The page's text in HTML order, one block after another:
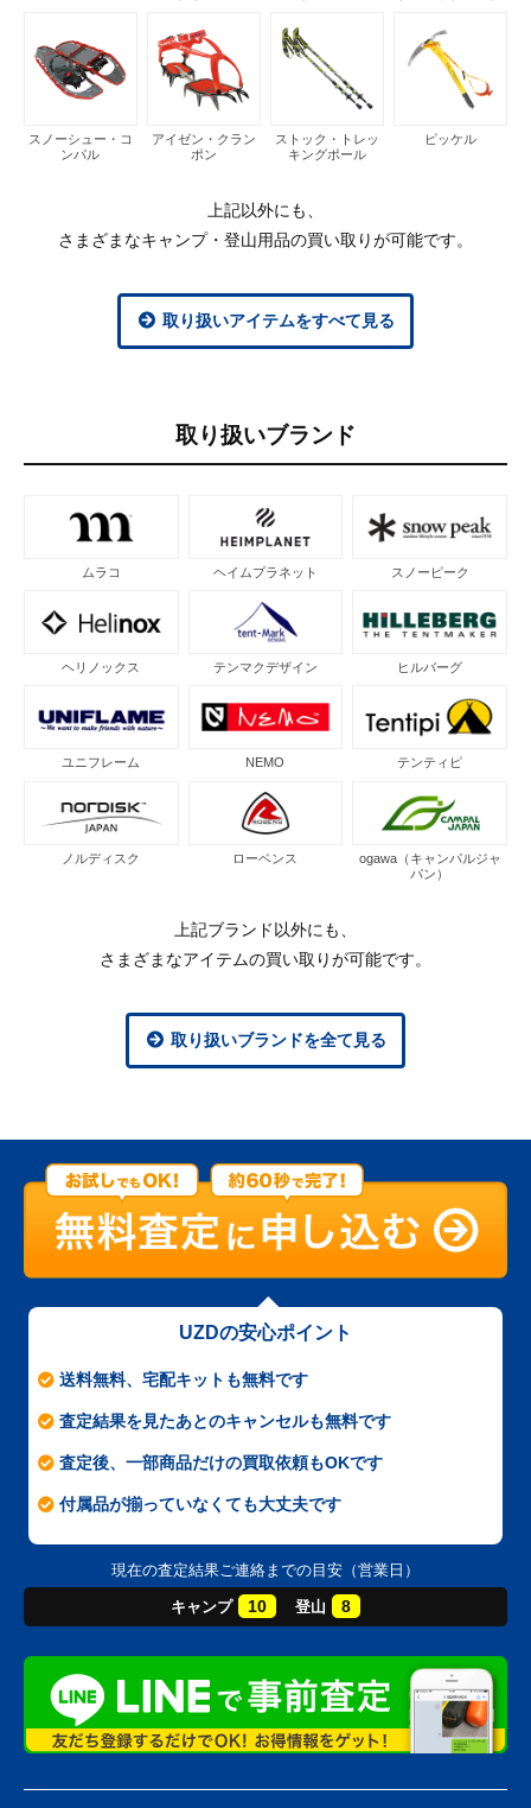
スノーシュー・コ
ンパル
アイゼン・クラン
ポン
ストック・トレッ
キングポール
ピッケル
上記以外にも、
さまざまなキャンプ・登山用品の買い取りが可能です。
取り扱いアイテムをすべて見る
取り扱いブランド
ムラコ ヘイムプラネット スノーピーク
ヘリノックス テンマクデザイン ヒルバーグ
ユニフレーム NEMO テンティピ
ノルディスク ローベンス
ogawa（キャンパルジャ
パン）
上記ブランド以外にも、
さまざまなアイテムの買い取りが可能です。
取り扱いブランドを全て見る
UZDの安心ポイント
送料無料、宅配キットも無料です
査定結果を見たあとのキャンセルも無料です
査定後、一部商品だけの買取依頼もOKです
付属品が揃っていなくても大丈夫です
現在の査定結果ご連絡までの目安（営業日）
キャンプ 10 登山 8